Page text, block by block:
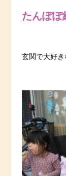
たんぽぽ
玄関で大好き